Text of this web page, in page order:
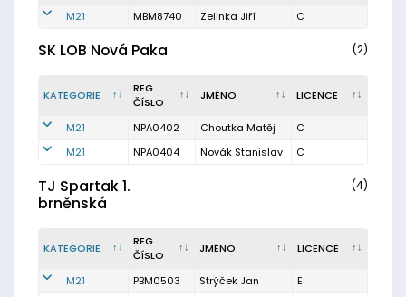
M21 MBM8740 Zelinka Jiří C
SK LOB Nová Paka (2)
KATEGORIE
REG.
ČÍSLO
JMÉNO LICENCE
M21 NPA0402 Choutka Matěj
C
M21
NPA0404 Novák Stanislav C
TJ Spartak 1.
brněnská
(4)
KATEGORIE
REG.
ČÍSLO
JMÉNO LICENCE
M21 PBM0503 Strýček Jan
E